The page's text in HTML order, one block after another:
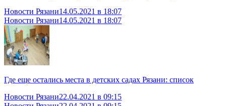
Новости Рязани14.05.2021 в 18:07
Новости Рязани14.05.2021 в 18:07
Где еще остались места в детских садах Рязани: список
Новости Рязани22.04.2021 в 09:15